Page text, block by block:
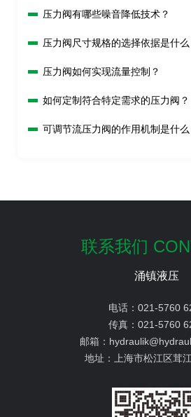
压力阀有哪些噪音降低技术？
压力阀尺寸规格的选择依据是什么
压力阀如何实现流量控制？
如何定制符合特定需求的压力阀？
可调节流压力阀的作用机制是什么
联系我们
涌镇液压
电话： 021-5760
传真： 021-5760
邮箱：
地址： 上海市松江区茸